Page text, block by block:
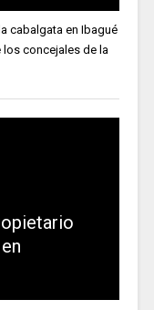
cabalgata en Ibagué
los concejales de la